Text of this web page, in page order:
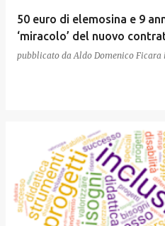
50 euro di elemosina e 9
‘miracolo’ del nuovo
pubblicato da Aldo Domenico Ficara